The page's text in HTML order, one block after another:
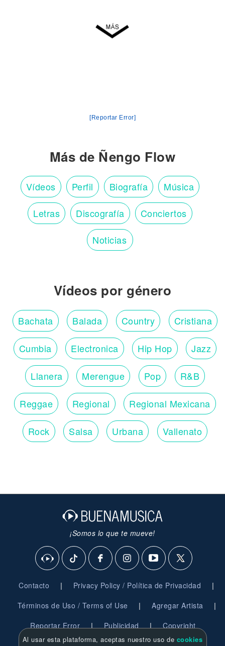
[Reportar Error]
Más de Ñengo Flow
Vídeos Perfil Biografía Música
Letras Discografía Conciertos
Noticias
Vídeos por género
Bachata Balada Country Cristiana
Cumbia Electronica Hip Hop Jazz
Llanera Merengue Pop R&B
Reggae Regional Regional Mexicana
Rock Salsa Urbana Vallenato
¡Somos lo que te mueve!
Contacto | Privacy Policy / Política de Privacidad |
Términos de Uso / Terms of Use | Agregar Artista |
Reportar Error | Publicidad | Copyright
Al usar esta plataforma, aceptas nuestro uso de cookies